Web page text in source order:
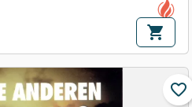
shopping_cart
favorite_border